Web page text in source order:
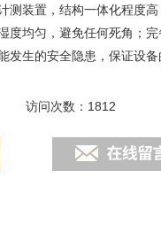
测装置，结构一体化程度
度均匀，避免任何死角；
发生的安全隐患，保证设备
访问次数：1812